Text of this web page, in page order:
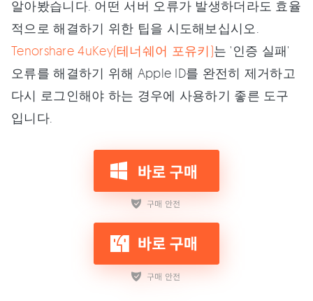
알아봤습니다. 어떤 서버 오류가 발생하더라도 효율
적으로 해결하기 위한 팁을 시도해보십시오.
Tenorshare 4uKey(테너쉐어 포유키)는 '인증 실패'
오류를 해결하기 위해 Apple ID를 완전히 제거하고
다시 로그인해야 하는 경우에 사용하기 좋른 도구
입니다.